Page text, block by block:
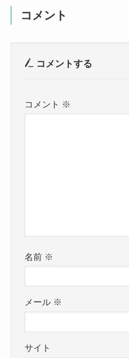
コメント
コメントする
コメント ※
名前 ※
メール ※
サイト